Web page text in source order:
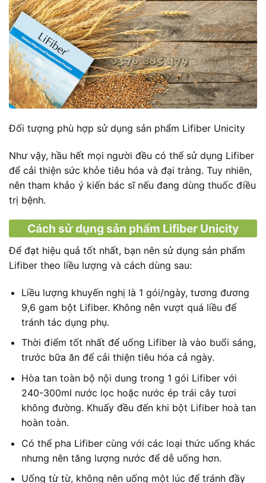
Đối tượng phù hợp sử dụng sản phẩm Lifiber Unicity
Như vậy, hầu hết mọi người đều có thể sử dụng Lifiber
để cải thiện sức khỏe tiêu hóa và đại tràng. Tuy nhiên,
nên tham khảo ý kiến bác sĩ nếu đang dùng thuốc điều
trị bệnh.
Cách sử dụng sản phẩm Lifiber Unicity
Để đạt hiệu quả tốt nhất, bạn nên sử dụng sản phẩm
Lifiber theo liều lượng và cách dùng sau:
Liều lượng khuyến nghị là 1 gói/ngày, tương đương
9,6 gam bột Lifiber. Không nên vượt quá liều để
tránh tác dụng phụ.
Thời điểm tốt nhất để uống Lifiber là vào buổi sáng,
trước bữa ăn để cải thiện tiêu hóa cả ngày.
Hòa tan toàn bộ nội dung trong 1 gói Lifiber với
240-300ml nước lọc hoặc nước ép trái cây tươi
không đường. Khuấy đều đến khi bột Lifiber hoà tan
hoàn toàn.
Có thể pha Lifiber cùng với các loại thức uống khác
nhưng nên tăng lượng nước để dễ uống hơn.
Uống từ từ, không nên uống một lúc để tránh đầy